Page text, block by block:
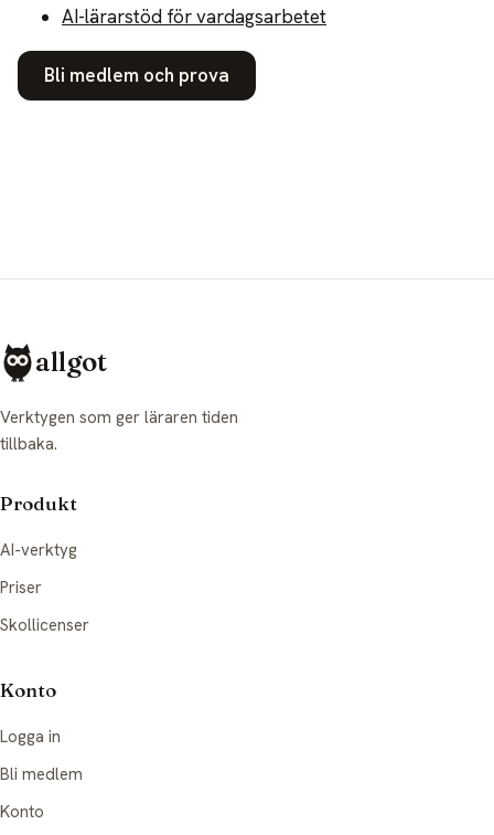
AI-lärarstöd för vardagsarbetet
Bli medlem och prova
allgot
Verktygen som ger läraren tiden
tillbaka.
Produkt
AI-verktyg
Priser
Skollicenser
Konto
Logga in
Bli medlem
Konto